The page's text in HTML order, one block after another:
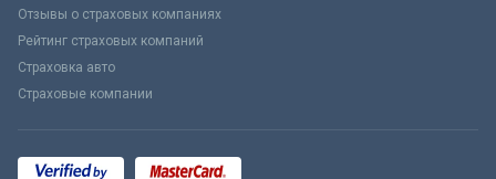
Отзывы о страховых компаниях
Рейтинг страховых компаний
Страховка авто
Страховые компании